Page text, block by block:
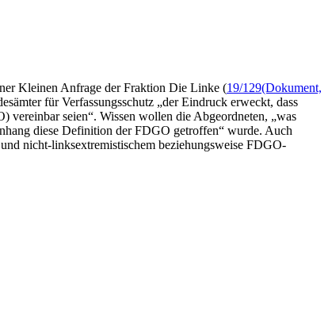
Kleinen Anfrage der Fraktion Die Linke (19/129(Dokument,
für Verfassungsschutz „der Eindruck erweckt, dass
seien“. Wissen wollen die Abgeordneten, „was
diese Definition der FDGO getroffen“ wurde. Auch
nicht-linksextremistischem beziehungsweise FDGO-